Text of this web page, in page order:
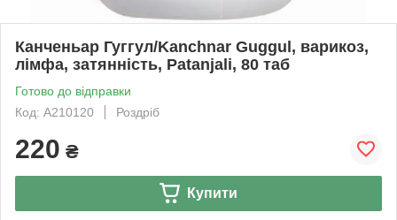
Канченьар Гуггул/Kanchnar Guggul, варикоз,
лімфа, затянність, Patanjali, 80 таб
Готово до відправки
Код: А210120
Роздріб
220 ₴
Купити